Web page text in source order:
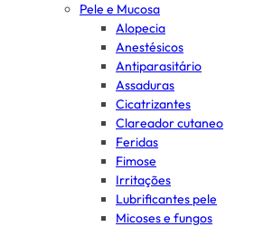
Pele e Mucosa
Alopecia
Anestésicos
Antiparasitário
Assaduras
Cicatrizantes
Clareador cutaneo
Feridas
Fimose
Irritações
Lubrificantes pele
Micoses e fungos